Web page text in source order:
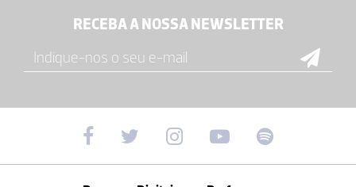
RECEBA A NOSSA NEWSLETTER